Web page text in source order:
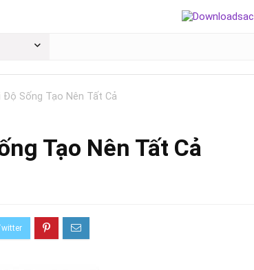
Độ Sống Tạo Nên Tất Cả
Tạo Nên Tất Cả